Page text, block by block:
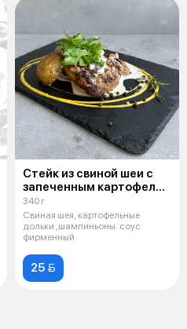
Стейк из свиной шеи с
запеченным картофелем
и грибным соусом
340 г
Свиная шея, картофельные
дольки ,шампиньоны. соус
фирменный
25 